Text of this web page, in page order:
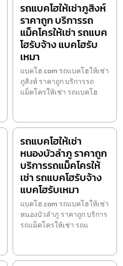
รถแบคโฮให้เช่าภูสิงห์
ราคาถูก บริการรถ
แม็คโครให้เช่า รถแบค
โฮรับจ้าง แบคโฮรับ
เหมา
แบคโฮ.com รถแบคโฮให้เช่า
ภูสิงห์ ราคาถูก บริการรถ
แม็คโครให้เช่า รถแบคโฮ
รถแบคโฮให้เช่า
หนองบัวลำภู ราคาถูก
บริการรถแม็คโครให้
เช่า รถแบคโฮรับจ้าง
แบคโฮรับเหมา
แบคโฮ.com รถแบคโฮให้เช่า
หนองบัวลำภู ราคาถูก บริการ
รถแม็คโครให้เช่า รถแ